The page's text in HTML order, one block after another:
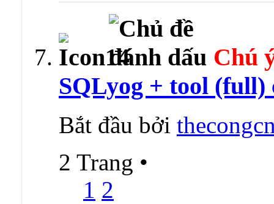
Chú
SQLyog + tool (full)
Bắt đầu bởi
2 Trang •
1 2